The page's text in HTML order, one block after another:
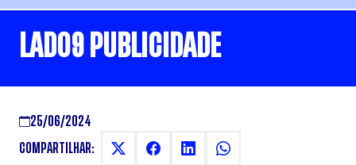
LADO9 PUBLICIDADE
25/06/2024
COMPARTILHAR: